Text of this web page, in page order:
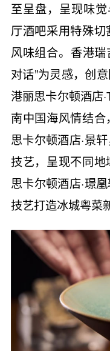
至呈盘，呈现味
厅酒吧采用特殊
风味组合。香港瑞
对话”为灵感，创
港丽思卡尔顿酒店
南中国海风情结
思卡尔顿酒店·景
技艺，呈现不同
思卡尔顿酒店·璟
技艺打造冰城粤菜